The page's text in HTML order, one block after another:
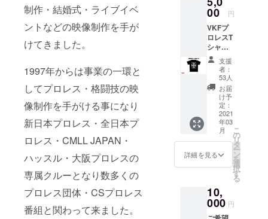
制作・結婚式・ライブイベ
ントなどの映像制作を手が
けてきました。
1997年からは事業の一環と
してプロレス・格闘技の映
像制作を手がける事になり
新日本プロレス・全日本プ
ロレス・CMLL JAPAN・
ハッスル・大阪プロレスの
専属クルーとなり数多くの
プロレス団体・CSプロレス
番組と関わって来ました。
てきた。
1997年から
は事業の一
環としてプ
ロレス・格
闘技の映像
制作を手が
ける事にな
新日本プロ
レス・全日
本プロレ
ス・CMLL
ハッスル・
大阪プロレ
品商品
からお
選びく
ださい
＋VKF
プロレ
ス非売
品写真
集
※DVD・
写真集
の著作
権は
VKFプ
ロレス
になり
00 円
VKFプ
ロレスT
シャツ
(非売品)
支援者
限定デ
ザイン
非売品T
シャツ
黒 サイ
S.M.L.X
L 必須
必ずサ
イズを
ご記入
い ＋
VKFプ
ロレス
支援
者：
53人
お届
け予
定：
2021
年03
月
詳細を見る
こ
の
リ
タ
ー
ン
を
選
択
す
る
10,
000 円